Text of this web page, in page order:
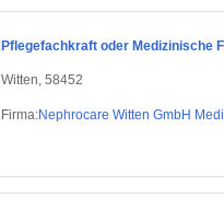
Pflegefachkraft oder Medizinische
Witten, 58452
Firma:Nephrocare Witten GmbH